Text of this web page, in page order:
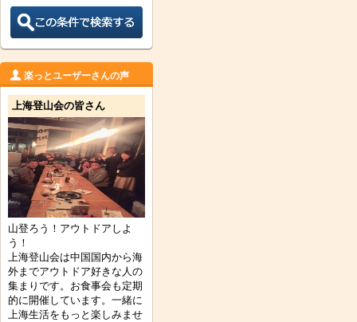
楽っとユーザーさんの声
上海登山会の皆さん
山登ろう！アウトドアしよ
う！
上海登山会は中国国内から海
外までアウトドア好きな人の
集まりです。お食事会も定期
的に開催しています。一緒に
上海生活をもっと楽しみませ